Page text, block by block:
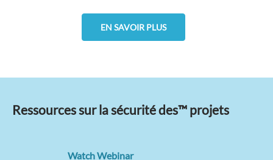
EN SAVOIR PLUS
Ressources sur la sécurité des™ projets
Watch Webinar